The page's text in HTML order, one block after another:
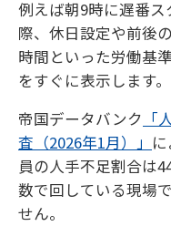
例えば朝9時に遅番
際、休日設定や前後
時間といった労働基
をすぐに表示します。
帝国データバンク 「
査（2026年1月）」
員の人手不足割合は
数で回している現場
せん。